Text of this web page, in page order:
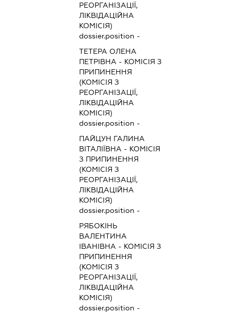
РЕОРГАНІЗАЦІЇ,
ЛІКВІДАЦІЙНА
КОМІСІЯ)
dossier.position -
ТЕТЕРА ОЛЕНА
ПЕТРІВНА - КОМІСІЯ З
ПРИПИНЕННЯ
(КОМІСІЯ З
РЕОРГАНІЗАЦІЇ,
ЛІКВІДАЦІЙНА
КОМІСІЯ)
dossier.position -
ПАЙЦУН ГАЛИНА
ВІТАЛІЇВНА - КОМІСІЯ
З ПРИПИНЕННЯ
(КОМІСІЯ З
РЕОРГАНІЗАЦІЇ,
ЛІКВІДАЦІЙНА
КОМІСІЯ)
dossier.position -
РЯБОКІНЬ
ВАЛЕНТИНА
ІВАНІВНА - КОМІСІЯ З
ПРИПИНЕННЯ
(КОМІСІЯ З
РЕОРГАНІЗАЦІЇ,
ЛІКВІДАЦІЙНА
КОМІСІЯ)
dossier.position -